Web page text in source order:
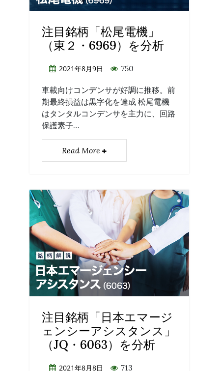
注目銘柄「松尾電機」
（東２・6969）を分析
2021年8月9日 750
車載向けコンデンサが好調に推移。前
期最終損益は黒字化を達成 松尾電機
はタンタルコンデンサを主力に、回路
保護素子…
Read More
注目銘柄「日本エマージ
ェンシーアシスタンス」
（JQ・6063）を分析
2021年8月8日 713